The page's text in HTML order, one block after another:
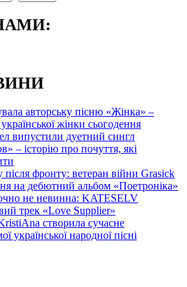
авторську пісню «Жінка» –
жінки сьогодення
випустили дуетний сингл
– історію про почуття, які
після фронту: ветеран війни Grasick
на дебютний альбом «Поетроніка»
не невинна: KATESELV
трек «Love Supplier»
створила сучасне
української народної пісні